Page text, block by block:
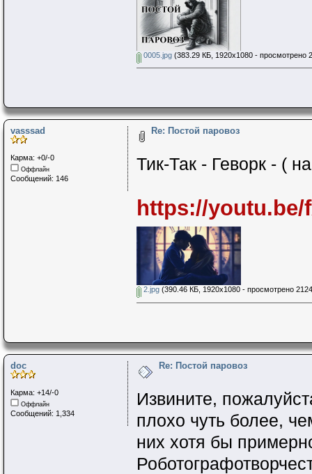
0005.jpg(383.29 КБ, 1920x1080 - просмотрено
vasssad
Карма: +0/-0
Оффлайн
Сообщений: 146
Re: Постой паровоз
Тик-Так - Геворк - (
https://youtu.be/
2.jpg(390.46 КБ, 1920x1080 - просмотрено
doc
Карма: +14/-0
Оффлайн
Сообщений: 1,334
Re: Постой паровоз
Извините,
плохо чуть более,
них хотя бы